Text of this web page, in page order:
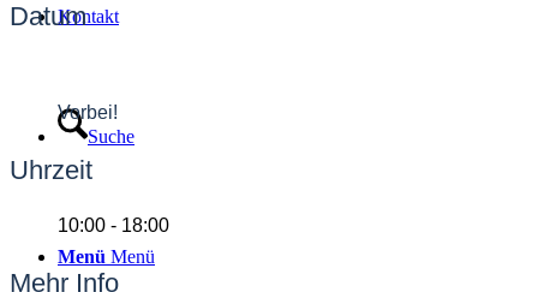
Kontakt
Suche
Menü Menü
Datum
Vorbei!
Uhrzeit
10:00 - 18:00
Mehr Info